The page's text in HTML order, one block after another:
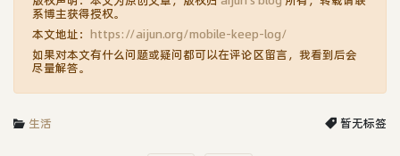
系博主获得授权。
本文地址： https://aijun.org/mobile-keep-log/
如果对本文有什么问题或疑问都可以在评论区留言，我看到后会
尽量解答。
生活 暂无标签